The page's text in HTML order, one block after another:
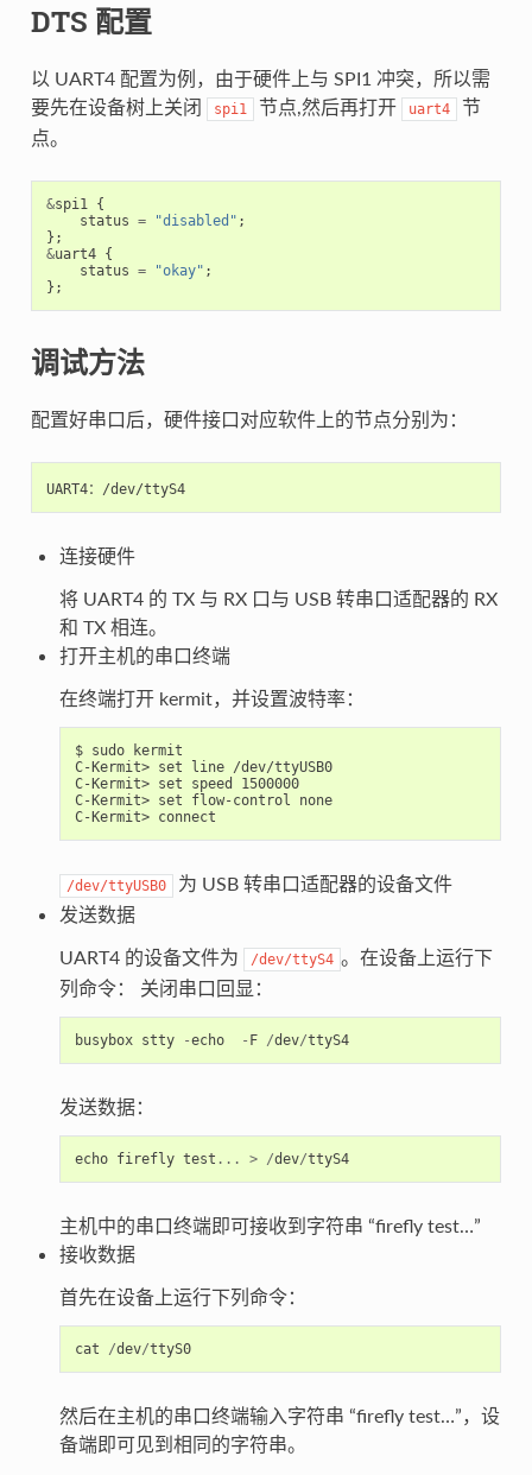
DTS 配置
以 UART4 配置为例，由于硬件上与 SPI1 冲突，所以需
要先在设备树上关闭
spi1 节点,然后再打开 uart4
节
点。
&spi1 {
status = "disabled" ;
};
&uart4 {
status = "okay" ;
};
调试方法
配置好串口后，硬件接口对应软件上的节点分别为：
UART4：/dev/ttyS4
连接硬件
将 UART4 的 TX 与 RX 口与 USB 转串口适配器的 RX
和 TX 相连。
打开主机的串口终端
在终端打开 kermit，并设置波特率：
$ sudo kermit
C-Kermit> set line /dev/ttyUSB0
C-Kermit> set speed 1500000
C-Kermit> set flow-control none
/dev/ttyUSB0
为 USB 转串口适配器的设备文件
发送数据
UART4 的设备文件为
/dev/ttyS4 。在设备上运行下
列命令： 关闭串口回显：
busybox stty -echo - F /dev/ttyS4
发送数据：
echo firefly test ... > /dev/ttyS4
主机中的串口终端即可接收到字符串 “firefly test…”
接收数据
首先在设备上运行下列命令：
cat /dev/ttyS0
然后在主机的串口终端输入字符串 “firefly test…”，设
备端即可见到相同的字符串。